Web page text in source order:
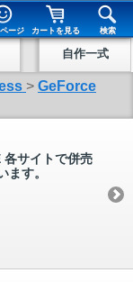
ージ カートを見る 検索
自作一式
> GeForce
サイトで併売
ます。